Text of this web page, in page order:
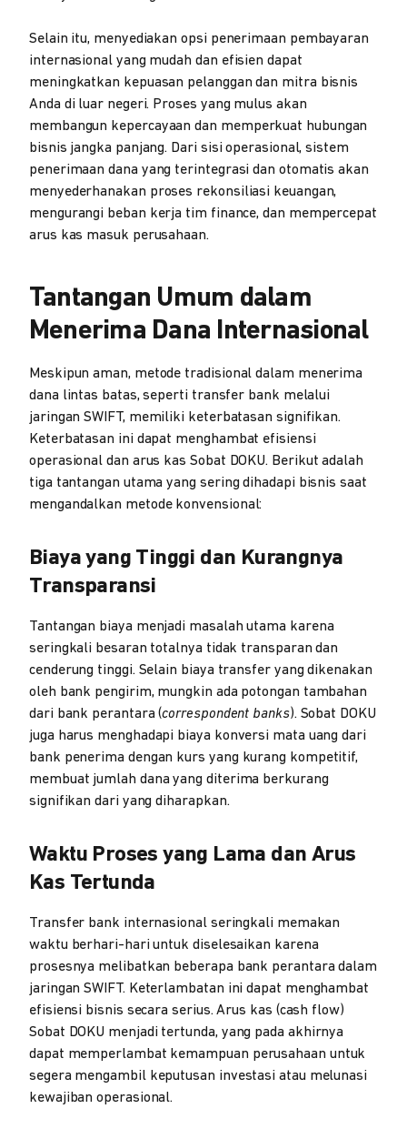
Selain itu, menyediakan opsi penerimaan pembayaran
internasional yang mudah dan efisien dapat
meningkatkan kepuasan pelanggan dan mitra bisnis
Anda di luar negeri. Proses yang mulus akan
membangun kepercayaan dan memperkuat hubungan
bisnis jangka panjang. Dari sisi operasional, sistem
penerimaan dana yang terintegrasi dan otomatis akan
menyederhanakan proses rekonsiliasi keuangan,
mengurangi beban kerja tim finance, dan mempercepat
arus kas masuk perusahaan.
Tantangan Umum dalam
Menerima Dana Internasional
Meskipun aman, metode tradisional dalam menerima
dana lintas batas, seperti transfer bank melalui
jaringan SWIFT, memiliki keterbatasan signifikan.
Keterbatasan ini dapat menghambat efisiensi
operasional dan arus kas Sobat DOKU. Berikut adalah
tiga tantangan utama yang sering dihadapi bisnis saat
mengandalkan metode konvensional:
Biaya yang Tinggi dan Kurangnya
Transparansi
Tantangan biaya menjadi masalah utama karena
seringkali besaran totalnya tidak transparan dan
cenderung tinggi. Selain biaya transfer yang dikenakan
oleh bank pengirim, mungkin ada potongan tambahan
dari bank perantara (correspondent banks). Sobat DOKU
juga harus menghadapi biaya konversi mata uang dari
bank penerima dengan kurs yang kurang kompetitif,
membuat jumlah dana yang diterima berkurang
signifikan dari yang diharapkan.
Waktu Proses yang Lama dan Arus
Kas Tertunda
Transfer bank internasional seringkali memakan
waktu berhari-hari untuk diselesaikan karena
prosesnya melibatkan beberapa bank perantara dalam
jaringan SWIFT. Keterlambatan ini dapat menghambat
efisiensi bisnis secara serius. Arus kas (cash flow)
Sobat DOKU menjadi tertunda, yang pada akhirnya
dapat memperlambat kemampuan perusahaan untuk
segera mengambil keputusan investasi atau melunasi
kewajiban operasional.